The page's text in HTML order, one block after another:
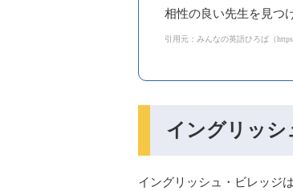
相性の良い先生を見つ
引用元：みんなの英語ひろば（
イングリッシ
イングリッシュ・ビレッジ